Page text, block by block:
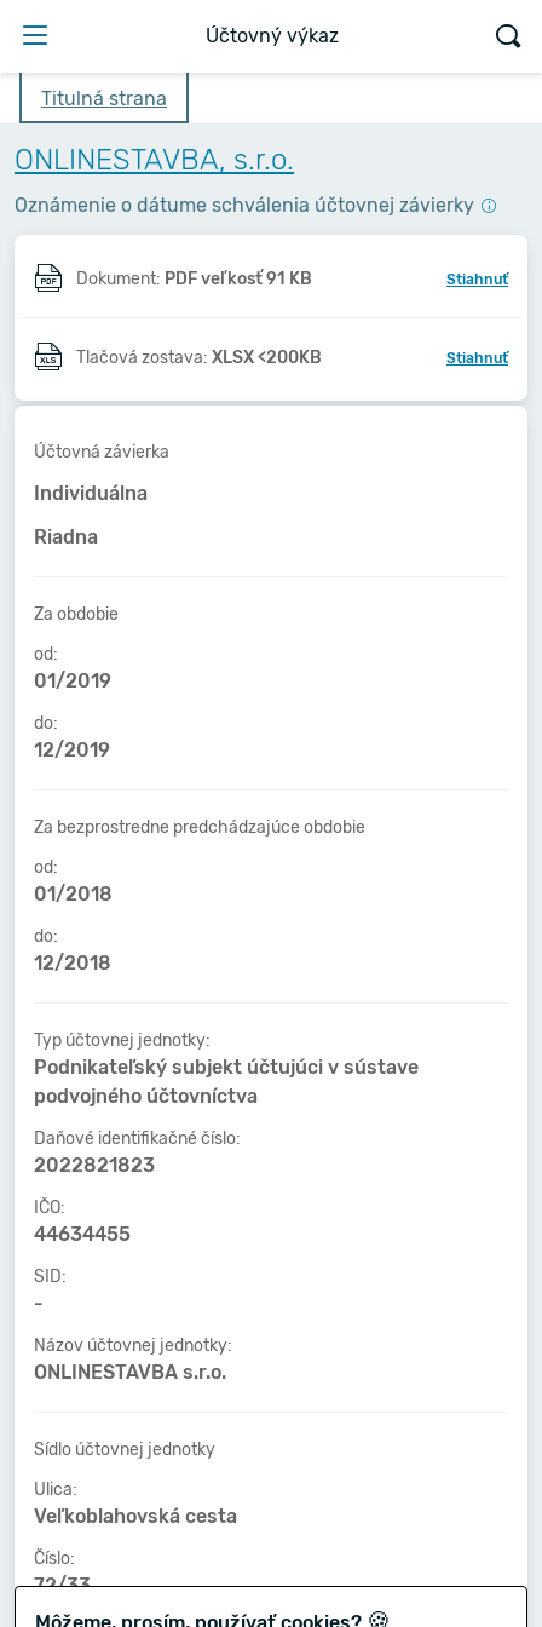
Účtovný výkaz
Titulná strana
ONLINESTAVBA, s.r.o.
Oznámenie o dátume schválenia účtovnej závierky
Dokument: PDF veľkosť 91 KB Stiahnuť
Tlačová zostava: XLSX <200KB Stiahnuť
Účtovná závierka
Individuálna
Riadna
Za obdobie
od:
01/2019
do:
12/2019
Za bezprostredne predchádzajúce obdobie
od:
01/2018
do:
12/2018
Typ účtovnej jednotky:
Podnikateľský subjekt účtujúci v sústave
podvojného účtovníctva
Daňové identifikačné číslo:
2022821823
IČO:
44634455
SID:
-
Názov účtovnej jednotky:
ONLINESTAVBA s.r.o.
Sídlo účtovnej jednotky
Ulica:
Veľkoblahovská cesta
Číslo:
72/33
🍪